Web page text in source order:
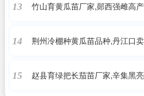
13
竹山育黄瓜苗厂家,郧西强雌高
14
荆州冷棚种黄瓜苗品种,丹江口
15
赵县育绿把长茄苗厂家,辛集黑